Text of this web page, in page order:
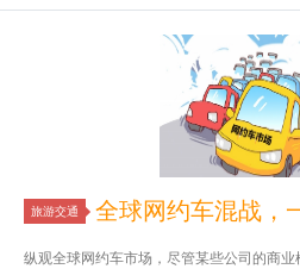
旅游交通 全球网约车混战，
纵观全球网约车市场，尽管某些公司的商